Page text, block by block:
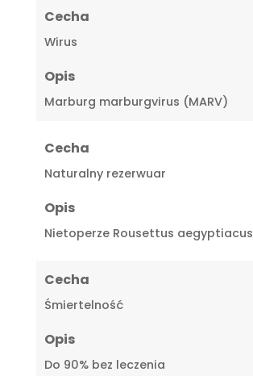
Cecha
Wirus
Opis
Marburg marburgvirus (MARV)
Cecha
Naturalny rezerwuar
Opis
Nietoperze Rousettus aegyptiacus
Cecha
Śmiertelność
Opis
Do 90% bez leczenia